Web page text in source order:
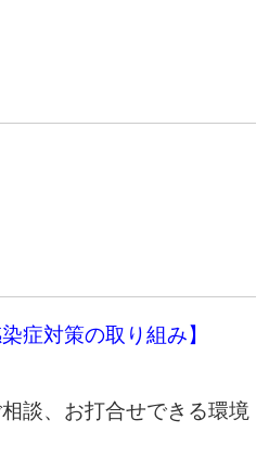
症対策の取り組み】
談、お打合せできる環境